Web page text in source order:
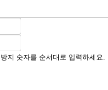
지 숫자를 순서대로 입력하세요.